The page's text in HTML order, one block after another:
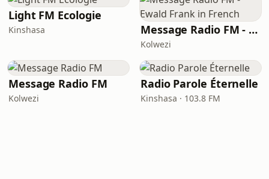
Light FM Ecologie
Kinshasa Message Radio FM - Ewald Frank in French
Kolwezi
Message Radio FM
Kolwezi
Radio Parole Éternelle
Kinshasa · 103.8 FM